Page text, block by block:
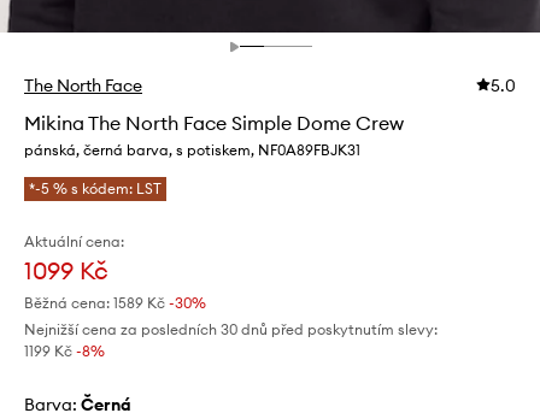
The North Face 5.0
Mikina The North Face Simple Dome Crew
pánská, černá barva, s potiskem, NF0A89FBJK31
*-5 % s kódem: LST
Aktuální cena:
1099 Kč
Běžná cena: 1589 Kč -30%
Nejnižší cena za posledních 30 dnů před poskytnutím slevy:
1199 Kč -8%
Barva: černá